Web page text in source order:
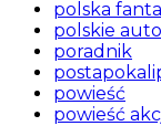
polska
polskie
poradnik
powieść
powieść